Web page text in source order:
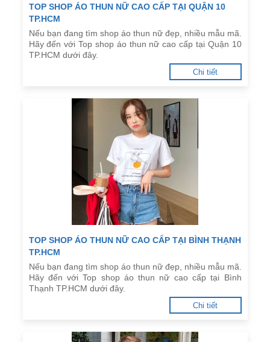
TOP SHOP ÁO THUN NỮ CAO CẤP TẠI QUẬN 10
TP.HCM
Nếu bạn đang tìm shop áo thun nữ đẹp, nhiều mẫu mã.
Hãy đến với Top shop áo thun nữ cao cấp tại Quận 10
TP.HCM dưới đây.
Chi tiết
TOP SHOP ÁO THUN NỮ CAO CẤP TẠI BÌNH THẠNH
TP.HCM
Nếu bạn đang tìm shop áo thun nữ đẹp, nhiều mẫu mã.
Hãy đến với Top shop áo thun nữ cao cấp tại Bình
Thạnh TP.HCM dưới đây.
Chi tiết